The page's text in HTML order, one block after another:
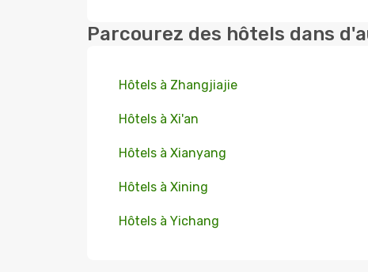
Parcourez des hôtels dans
Hôtels à Zhangjiajie
Hôtels à Xi'an
Hôtels à Xianyang
Hôtels à Xining
Hôtels à Yichang